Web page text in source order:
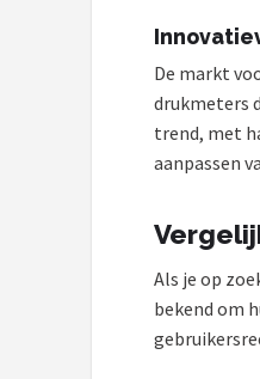
De markt
drukmeters
trend, met
aanpassen
Als je op
bekend om